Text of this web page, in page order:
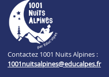
Contactez 1001 Nuits Alpines :
1001nuitsalpines@educalpes.fr